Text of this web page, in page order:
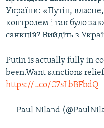
України: «Путін,
контролем і так було
санкцій? Вийдіть з
Putin is actually fully in
been.Want sanctions
https://t.co/C7sLbBFbdQ
— Paul Niland